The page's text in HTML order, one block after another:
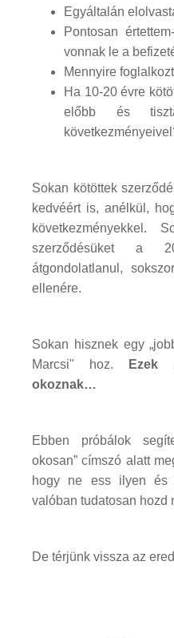
Egyáltalán
Pontosan
vonnak le a
Mennyire
Ha 10-20 évre
előbb és
Sokan kötöttek
kedvéért is, anélkül,
következményekkel.
szerződésüket a
átgondolatlanul,
ellenére.
Sokan hisznek egy
Marcsi" hoz.
Ezek
okoznak…
Ebben próbálok
okosan” címszó alatt
hogy ne ess ilyen és
valóban tudatosan hozd
De térjünk vissza az